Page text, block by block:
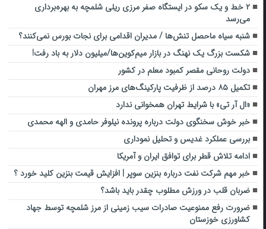
۲ خط و یک سکو در ایستگاه صفر مرزی ریلی شلمچه به بهره‌برداری
می‌رسد
شنبه‌ سیاه ماحصل تنش‌ها / مدیران اقدامی برای نجات بورس نمی‌کنند؟
شکست بزرگ یک نهنگ در بازار میم‌کوین‌ها/میلیون دلار به باد رفت!
دولت روحانی مقصر کمبود معلم در کشور
تکمیل ۸۵ درصد از ظرفیت پارکینگ‌های مرز مهران
«ال آر تی» با شرایط تهران همخوانی ندارد
خبر خوش سخنگوی دولت درباره پرونده نیلوفر حامدی و الهه محمدی
بررسی عملکرد غدیس و تحلیل نموداری
ادامه تلاش قطر برای توافق ایران و آمریکا
خبر مهم شرکت نفت درباره بنزین سوپر | افزایش قیمت بنزین کلید خورد ؟
ضربان قلب در ورزش مطلوب چقدر باید باشد؟
ضرورت رفع ممنوعیت صادرات سیب‌ زمینی از مرز شلمچه توسط جهاد
کشاورزی خوزستان